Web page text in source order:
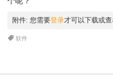
附件: 您需要登录才可以下载或
软件